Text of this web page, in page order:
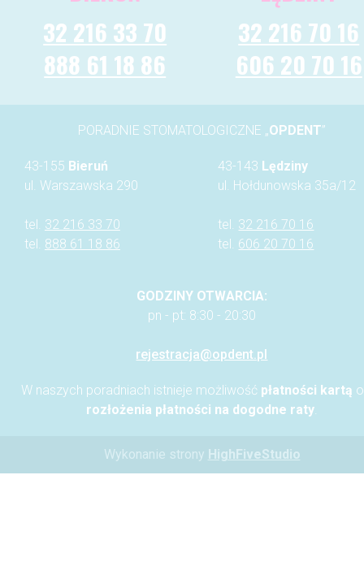
32 216 33 70
888 61 18 86
32 216 70 16
606 20 70 16
PORADNIE STOMATOLOGICZNE „OPDENT”
43-155 Bieruń
ul. Warszawska 290
tel. 32 216 33 70
tel. 888 61 18 86
43-143 Lędziny
ul. Hołdunowska 35a/12
tel. 32 216 70 16
tel. 606 20 70 16
GODZINY OTWARCIA:
pn - pt: 8:30 - 20:30
rejestracja@opdent.pl
W naszych poradniach istnieje możliwość płatności kartą
rozłożenia płatności na dogodne raty.
Wykonanie strony HighFiveStudio